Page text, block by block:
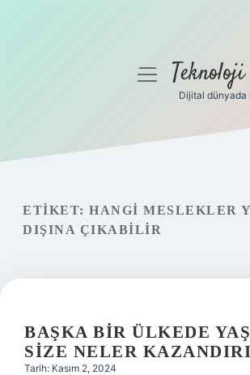
Gizlilik Politikası
Hakkımızda
menüyü
Dijital dünyada
ETIKET: HANGI MESLEKLER
DIŞINA ÇIKABILIR
BAŞKA BIR ÜLKEDE
SIZE NELER
Tarih: Kasım 2, 2024